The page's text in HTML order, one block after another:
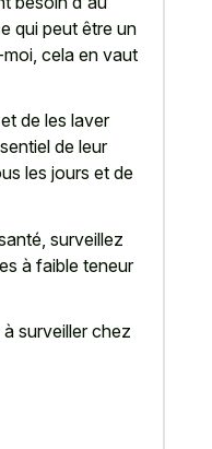
qui peut être un
cela en vaut
de les laver
de leur
les jours et de
surveillez
à faible teneur
surveiller chez